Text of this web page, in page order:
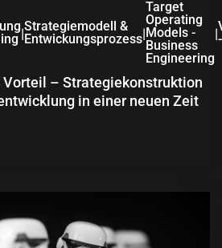
|Strategiemodell &
Entwickungsprozess|
Target
Operating
Models -
Business
Engineering
|
Vorteil – Strategiekonstruktion
in einer neuen Zeit